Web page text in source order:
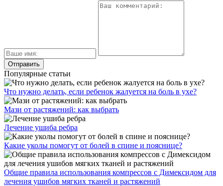
Популярные статьи
Что нужно делать, если ребенок жалуется на боль в ухе?
Мази от растяжений: как выбрать
Лечение ушиба ребра
Какие уколы помогут от болей в спине и пояснице?
Общие правила использования компрессов с Димексидом для
лечения ушибов мягких тканей и растяжений